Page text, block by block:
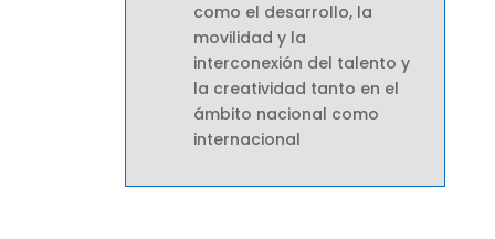
como el desarrollo, la
movilidad y la
interconexión del talento y
la creatividad tanto en el
ámbito nacional como
internacional